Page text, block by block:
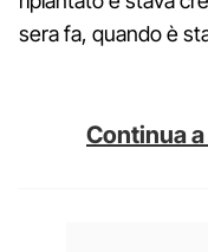
sera fa, quando è
Continua